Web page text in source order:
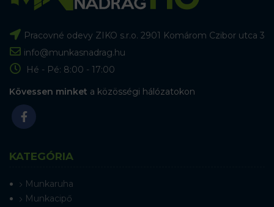
Pracovné odevy ZIKO s.r.o. 2901 Komárom Czibor utca 3
info@munkasnadrag.hu
Hé - Pé: 8:00 - 17:00
Kövessen minket a közösségi hálózatokon
KATEGÓRIA
Munkaruha
Munkacipő